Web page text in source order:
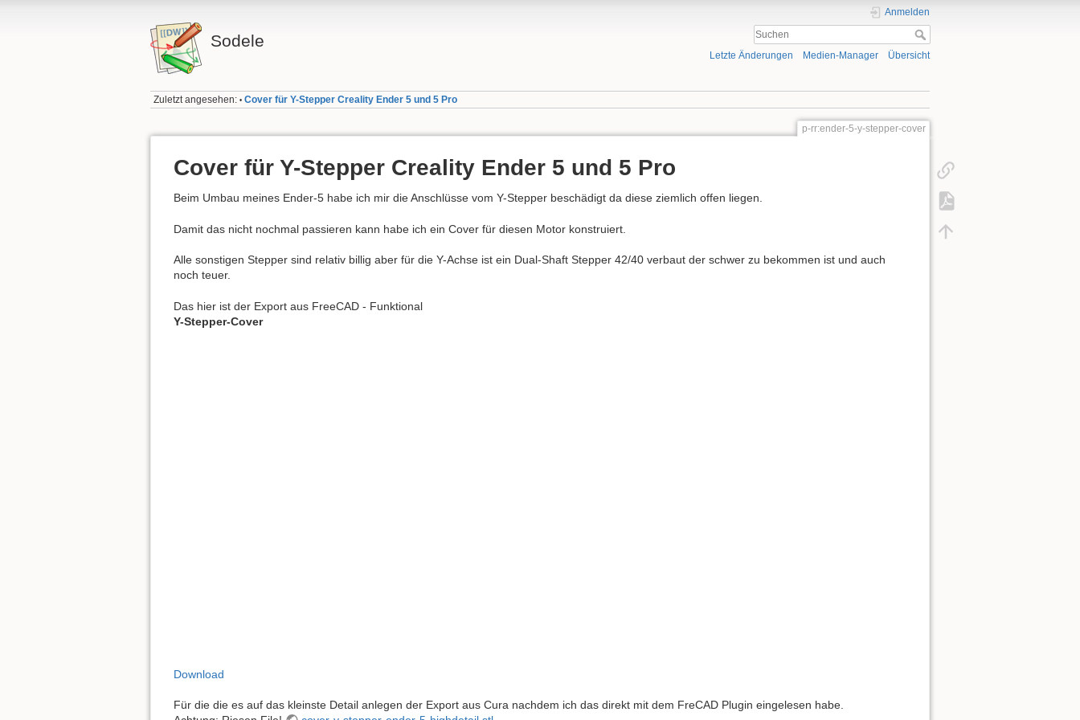
Sodele
Anmelden
Letzte Änderungen Medien-Manager Übersicht
Zuletzt angesehen: • Cover für Y-Stepper Creality Ender 5 und 5 Pro
p-rr:ender-5-y-stepper-cover
Cover für Y-Stepper Creality Ender 5 und 5 Pro
Beim Umbau meines Ender-5 habe ich mir die Anschlüsse vom Y-Stepper beschädigt da diese ziemlich offen liegen.
Damit das nicht nochmal passieren kann habe ich ein Cover für diesen Motor konstruiert.
Alle sonstigen Stepper sind relativ billig aber für die Y-Achse ist ein Dual-Shaft Stepper 42/40 verbaut der schwer zu bekommen ist und auch
noch teuer.
Das hier ist der Export aus FreeCAD - Funktional
Y-Stepper-Cover
Download
Für die die es auf das kleinste Detail anlegen der Export aus Cura nachdem ich das direkt mit dem FreCAD Plugin eingelesen habe.